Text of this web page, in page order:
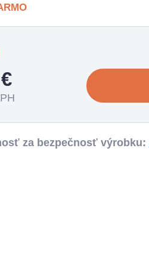
€
za bezpečnosť výrobku: